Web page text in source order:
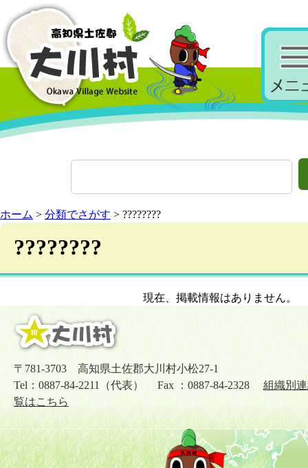
ホーム > 分類でさがす > ????????
????????
現在、掲載情報はありません。
〒781-3703 高知県土佐郡大川村小松27-1
Tel：0887-84-2211（代表） Fax ：0887-84-2328 組織別
覧はこちら